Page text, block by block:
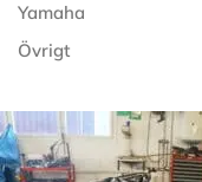
Yamaha
Övrigt